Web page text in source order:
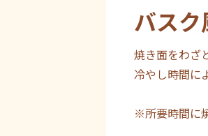
バスク
焼き面をわざ
冷やし時間に
※所要時間に